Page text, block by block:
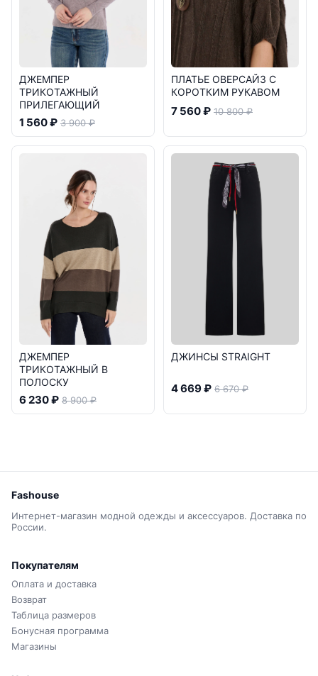
ДЖЕМПЕР
ТРИКОТАЖНЫЙ
ПРИЛЕГАЮЩИЙ
1 560 ₽ 3 900 ₽
ПЛАТЬЕ ОВЕРСАЙЗ С
КОРОТКИМ РУКАВОМ
7 560 ₽ 10 800 ₽
ДЖЕМПЕР
ТРИКОТАЖНЫЙ В
ПОЛОСКУ
6 230 ₽ 8 900 ₽
ДЖИНСЫ STRAIGHT
4 669 ₽ 6 670 ₽
Fashouse
Интернет-магазин модной одежды и аксессуаров. Доставка по
России.
Покупателям
Оплата и доставка
Возврат
Таблица размеров
Бонусная программа
Магазины